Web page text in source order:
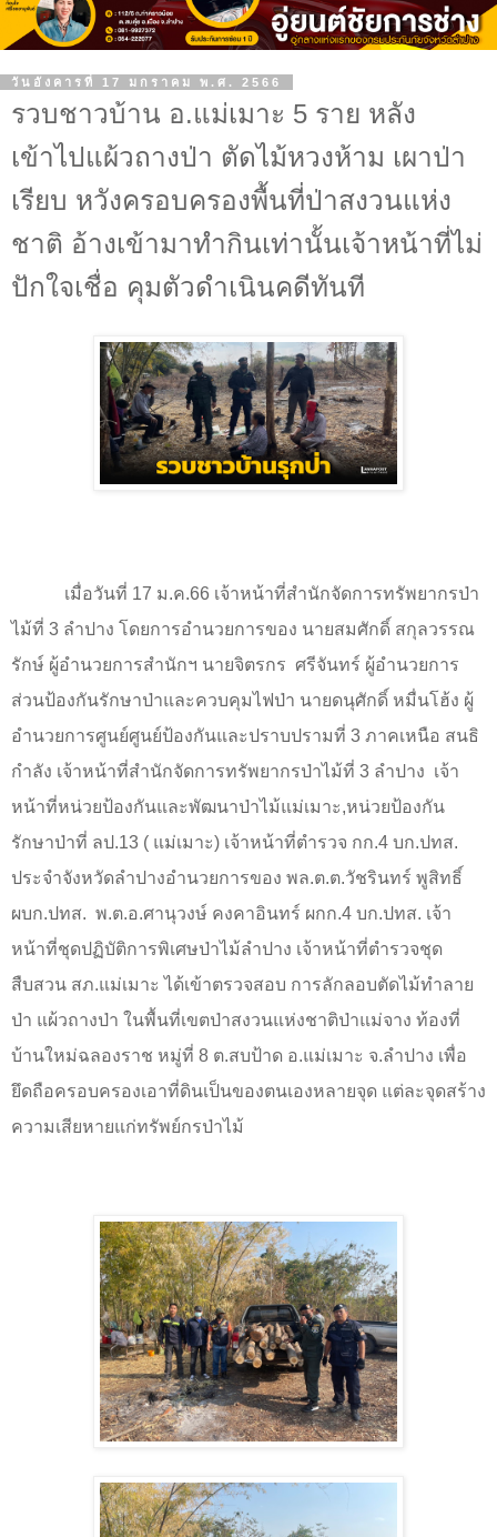
วันอังคารที่ 17 มกราคม พ.ศ. 2566
รวบชาวบ้าน อ.แม่เมาะ 5 ราย หลัง
เข้าไปแผ้วถางป่า ตัดไม้หวงห้าม เผาป่า
เรียบ หวังครอบครองพื้นที่ป่าสงวนแห่ง
ชาติ อ้างเข้ามาทำกินเท่านั้นเจ้าหน้าที่ไม่
ปักใจเชื่อ คุมตัวดำเนินคดีทันที
เมื่อวันที่ 17 ม.ค.66 เจ้าหน้าที่สำนักจัดการทรัพยากรป่า
ไม้ที่ 3 ลำปาง โดยการอำนวยการของ นายสมศักดิ์ สกุลวรรณ
รักษ์ ผู้อำนวยการสำนักฯ นายจิตรกร ศรีจันทร์ ผู้อำนวยการ
ส่วนป้องกันรักษาป่าและควบคุมไฟป่า นายดนุศักดิ์ หมื่นโฮ้ง ผู้
อำนวยการศูนย์ศูนย์ป้องกันและปราบปรามที่ 3 ภาคเหนือ สนธิ
กำลัง เจ้าหน้าที่สำนักจัดการทรัพยากรป่าไม้ที่ 3 ลำปาง เจ้า
หน้าที่หน่วยป้องกันและพัฒนาป่าไม้แม่เมาะ,หน่วยป้องกัน
รักษาป่าที่ ลป.13 ( แม่เมาะ) เจ้าหน้าที่ตำรวจ กก.4 บก.ปทส.
ประจำจังหวัดลำปางอำนวยการของ พล.ต.ต.วัชรินทร์ พูสิทธิ์
ผบก.ปทส. พ.ต.อ.ศานุวงษ์ คงคาอินทร์ ผกก.4 บก.ปทส. เจ้า
หน้าที่ชุดปฏิบัติการพิเศษป่าไม้ลำปาง เจ้าหน้าที่ตำรวจชุด
สืบสวน สภ.แม่เมาะ ได้เข้าตรวจสอบ การลักลอบตัดไม้ทำลาย
ป่า แผ้วถางป่า ในพื้นที่เขตป่าสงวนแห่งชาติป่าแม่จาง ท้องที่
บ้านใหม่ฉลองราช หมู่ที่ 8 ต.สบป้าด อ.แม่เมาะ จ.ลำปาง เพื่อ
ยึดถือครอบครองเอาที่ดินเป็นของตนเองหลายจุด แต่ละจุดสร้าง
ความเสียหายแก่ทรัพย์กรป่าไม้